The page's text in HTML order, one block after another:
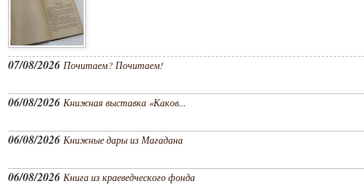
07/08/2026 Почитаем? Почитаем!
06/08/2026 Книжная выставка «Каков...
06/08/2026 Книжные дары из Магадана
06/08/2026 Книга из краеведческого фонда